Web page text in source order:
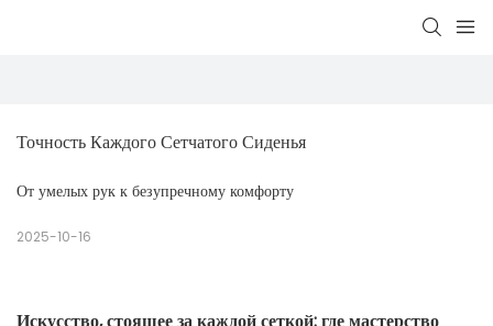
Точность Каждого Сетчатого Сиденья
От умелых рук к безупречному комфорту
2025-10-16